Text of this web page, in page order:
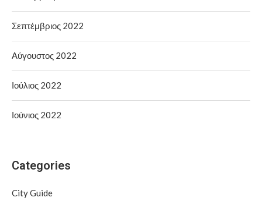
Σεπτέμβριος 2022
Αύγουστος 2022
Ιούλιος 2022
Ιούνιος 2022
Categories
City Guide